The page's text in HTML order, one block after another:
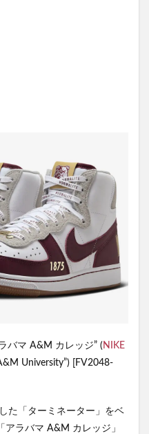
バマ A&M カレッジ” ( NIKE
University”) [FV2048-
た「ターミネーター」をベ
アラバマ A&M カレッジ」